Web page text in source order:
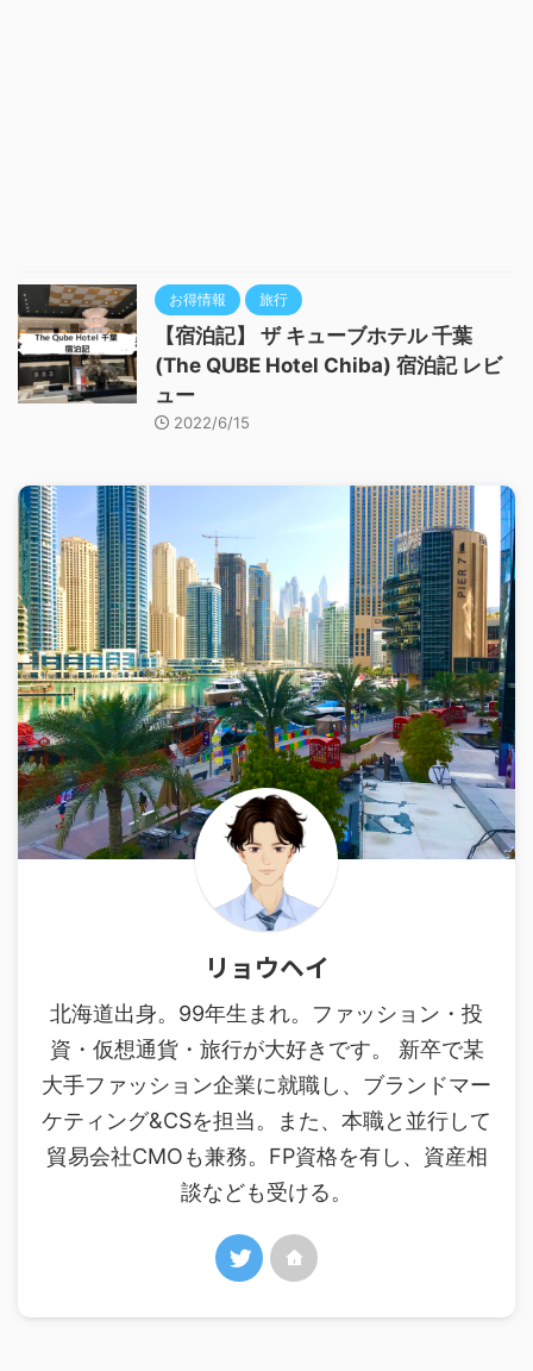
お得情報 旅行
【宿泊記】 ザ キューブホテル 千葉
(The QUBE Hotel Chiba) 宿泊記 レビ
ュー
2022/6/15
リョウヘイ
北海道出身。99年生まれ。ファッション・投
資・仮想通貨・旅行が大好きです。 新卒で某
大手ファッション企業に就職し、ブランドマー
ケティング&CSを担当。また、本職と並行して
貿易会社CMOも兼務。FP資格を有し、資産相
談なども受ける。